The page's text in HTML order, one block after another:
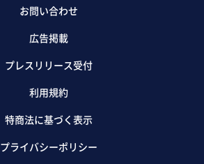
お問い合わせ
広告掲載
プレスリリース受付
利用規約
特商法に基づく表示
プライバシーポリシー